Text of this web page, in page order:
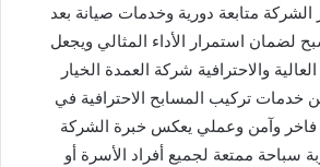
متابعة دورية وخدمات صيانة بعد
لضمان استمرار الأداء المثالي ويجعل
والاحترافية شركة العمدة الخيار
خدمات تركيب المسابح الاحترافية في
فاخر وآمن وعملي يعكس خبرة الشركة
سباحة ممتعة لجميع أفراد الأسرة أو